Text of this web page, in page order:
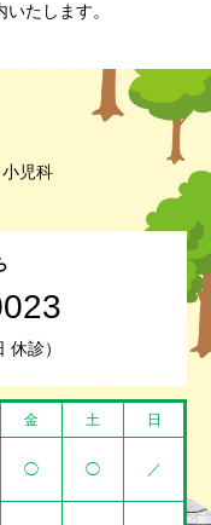
たします。
小児科
休診）
金 土 日
◯ ◯ ／